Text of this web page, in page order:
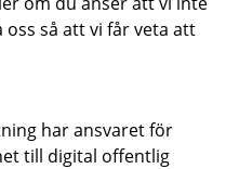
så att vi får veta att
har ansvaret för
till digital offentlig